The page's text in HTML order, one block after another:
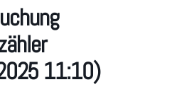
11:10)